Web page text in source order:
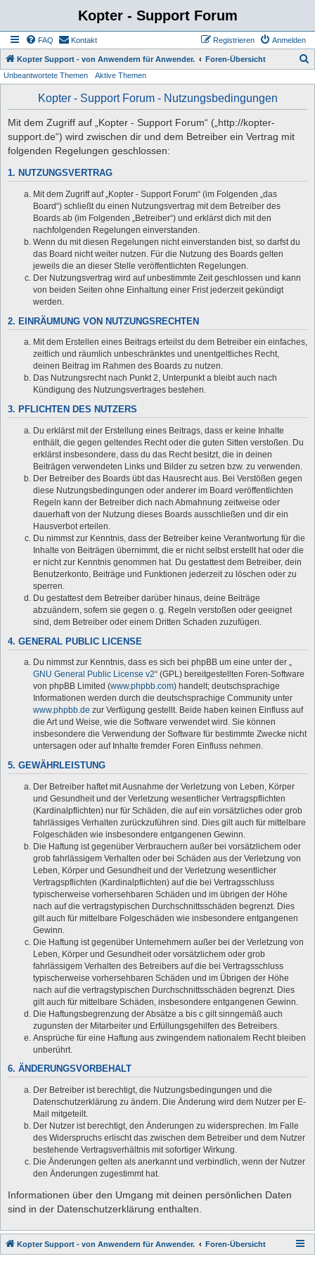
Kopter - Support Forum
FAQ Kontakt Anmelden
Registrieren
Kopter Support - von Anwendern für Anwender. Foren-Übersicht
Unbeantwortete Themen Aktive Themen
Kopter - Support Forum - Nutzungsbedingungen
Mit dem Zugriff auf „Kopter - Support Forum“ („http://kopter-
support.de“) wird zwischen dir und dem Betreiber ein Vertrag mit
folgenden Regelungen geschlossen:
1. NUTZUNGSVERTRAG
Mit dem Zugriff auf „Kopter - Support Forum“ (im Folgenden „das
Board“) schließt du einen Nutzungsvertrag mit dem Betreiber des
Boards ab (im Folgenden „Betreiber“) und erklärst dich mit den
nachfolgenden Regelungen einverstanden.
Wenn du mit diesen Regelungen nicht einverstanden bist, so darfst du
das Board nicht weiter nutzen. Für die Nutzung des Boards gelten
jeweils die an dieser Stelle veröffentlichten Regelungen.
Der Nutzungsvertrag wird auf unbestimmte Zeit geschlossen und kann
von beiden Seiten ohne Einhaltung einer Frist jederzeit gekündigt
werden.
2. EINRÄUMUNG VON NUTZUNGSRECHTEN
Mit dem Erstellen eines Beitrags erteilst du dem Betreiber ein einfaches,
zeitlich und räumlich unbeschränktes und unentgeltliches Recht,
deinen Beitrag im Rahmen des Boards zu nutzen.
Das Nutzungsrecht nach Punkt 2, Unterpunkt a bleibt auch nach
Kündigung des Nutzungsvertrages bestehen.
3. PFLICHTEN DES NUTZERS
Du erklärst mit der Erstellung eines Beitrags, dass er keine Inhalte
enthält, die gegen geltendes Recht oder die guten Sitten verstoßen. Du
erklärst insbesondere, dass du das Recht besitzt, die in deinen
Beiträgen verwendeten Links und Bilder zu setzen bzw. zu verwenden.
Der Betreiber des Boards übt das Hausrecht aus. Bei Verstößen gegen
diese Nutzungsbedingungen oder anderer im Board veröffentlichten
Regeln kann der Betreiber dich nach Abmahnung zeitweise oder
dauerhaft von der Nutzung dieses Boards ausschließen und dir ein
Hausverbot erteilen.
Du nimmst zur Kenntnis, dass der Betreiber keine Verantwortung für die
Inhalte von Beiträgen übernimmt, die er nicht selbst erstellt hat oder die
er nicht zur Kenntnis genommen hat. Du gestattest dem Betreiber, dein
Benutzerkonto, Beiträge und Funktionen jederzeit zu löschen oder zu
sperren.
Du gestattest dem Betreiber darüber hinaus, deine Beiträge
abzuändern, sofern sie gegen o. g. Regeln verstoßen oder geeignet
sind, dem Betreiber oder einem Dritten Schaden zuzufügen.
4. GENERAL PUBLIC LICENSE
Du nimmst zur Kenntnis, dass es sich bei phpBB um eine unter der „
GNU General Public License v2“ (GPL) bereitgestellten Foren-Software
von phpBB Limited (www.phpbb.com) handelt; deutschsprachige
Informationen werden durch die deutschsprachige Community unter
www.phpbb.de zur Verfügung gestellt. Beide haben keinen Einfluss auf
die Art und Weise, wie die Software verwendet wird. Sie können
insbesondere die Verwendung der Software für bestimmte Zwecke nicht
untersagen oder auf Inhalte fremder Foren Einfluss nehmen.
5. GEWÄHRLEISTUNG
Der Betreiber haftet mit Ausnahme der Verletzung von Leben, Körper
und Gesundheit und der Verletzung wesentlicher Vertragspflichten
(Kardinalpflichten) nur für Schäden, die auf ein vorsätzliches oder grob
fahrlässiges Verhalten zurückzuführen sind. Dies gilt auch für mittelbare
Folgeschäden wie insbesondere entgangenen Gewinn.
Die Haftung ist gegenüber Verbrauchern außer bei vorsätzlichem oder
grob fahrlässigem Verhalten oder bei Schäden aus der Verletzung von
Leben, Körper und Gesundheit und der Verletzung wesentlicher
Vertragspflichten (Kardinalpflichten) auf die bei Vertragsschluss
typischerweise vorhersehbaren Schäden und im übrigen der Höhe
nach auf die vertragstypischen Durchschnittsschäden begrenzt. Dies
gilt auch für mittelbare Folgeschäden wie insbesondere entgangenen
Gewinn.
Die Haftung ist gegenüber Unternehmern außer bei der Verletzung von
Leben, Körper und Gesundheit oder vorsätzlichem oder grob
fahrlässigem Verhalten des Betreibers auf die bei Vertragsschluss
typischerweise vorhersehbaren Schäden und im Übrigen der Höhe
nach auf die vertragstypischen Durchschnittsschäden begrenzt. Dies
gilt auch für mittelbare Schäden, insbesondere entgangenen Gewinn.
Die Haftungsbegrenzung der Absätze a bis c gilt sinngemäß auch
zugunsten der Mitarbeiter und Erfüllungsgehilfen des Betreibers.
Ansprüche für eine Haftung aus zwingendem nationalem Recht bleiben
unberührt.
6. ÄNDERUNGSVORBEHALT
Der Betreiber ist berechtigt, die Nutzungsbedingungen und die
Datenschutzerklärung zu ändern. Die Änderung wird dem Nutzer per E-
Mail mitgeteilt.
Der Nutzer ist berechtigt, den Änderungen zu widersprechen. Im Falle
des Widerspruchs erlischt das zwischen dem Betreiber und dem Nutzer
bestehende Vertragsverhältnis mit sofortiger Wirkung.
Die Änderungen gelten als anerkannt und verbindlich, wenn der Nutzer
den Änderungen zugestimmt hat.
Informationen über den Umgang mit deinen persönlichen Daten
sind in der Datenschutzerklärung enthalten.
Kopter Support - von Anwendern für Anwender. Foren-Übersicht